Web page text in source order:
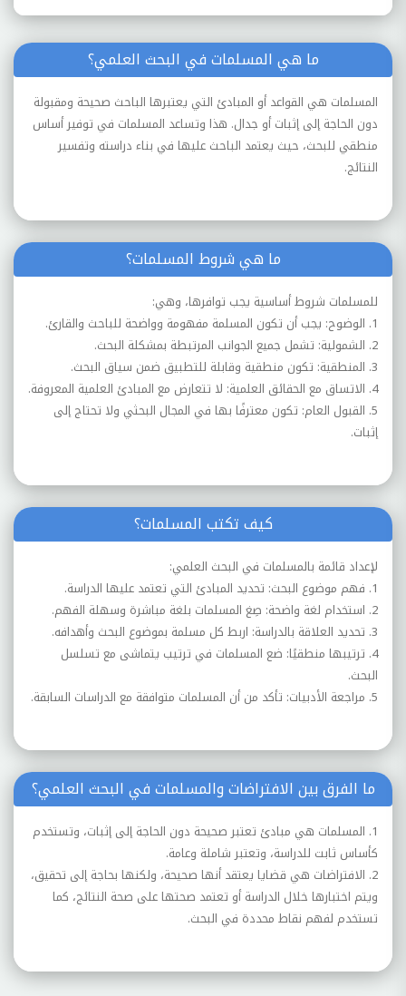
ما هي المسلمات في البحث العلمي؟
المسلمات هي القواعد أو المبادئ التي يعتبرها الباحث صحيحة ومقبولة
دون الحاجة إلى إثبات أو جدال. هذا وتساعد المسلمات في توفير أساس
منطقي للبحث، حيث يعتمد الباحث عليها في بناء دراسته وتفسير
النتائج.
ما هي شروط المسلمات؟
للمسلمات شروط أساسية يجب توافرها، وهي:
1. الوضوح: يجب أن تكون المسلمة مفهومة وواضحة للباحث والقارئ.
2. الشمولية: تشمل جميع الجوانب المرتبطة بمشكلة البحث.
3. المنطقية: تكون منطقية وقابلة للتطبيق ضمن سياق البحث.
4. الاتساق مع الحقائق العلمية: لا تتعارض مع المبادئ العلمية المعروفة.
5. القبول العام: تكون معترفًا بها في المجال البحثي ولا تحتاج إلى
إثبات.
كيف تكتب المسلمات؟
لإعداد قائمة بالمسلمات في البحث العلمي:
1. فهم موضوع البحث: تحديد المبادئ التي تعتمد عليها الدراسة.
2. استخدام لغة واضحة: صِغ المسلمات بلغة مباشرة وسهلة الفهم.
3. تحديد العلاقة بالدراسة: اربط كل مسلمة بموضوع البحث وأهدافه.
4. ترتيبها منطقيًا: ضع المسلمات في ترتيب يتماشى مع تسلسل
البحث.
5. مراجعة الأدبيات: تأكد من أن المسلمات متوافقة مع الدراسات السابقة.
ما الفرق بين الافتراضات والمسلمات في البحث العلمي؟
1. المسلمات هي مبادئ تعتبر صحيحة دون الحاجة إلى إثبات، وتستخدم
كأساس ثابت للدراسة، وتعتبر شاملة وعامة.
2. الافتراضات هي قضايا يعتقد أنها صحيحة، ولكنها بحاجة إلى تحقيق،
ويتم اختبارها خلال الدراسة أو تعتمد صحتها على صحة النتائج، كما
تستخدم لفهم نقاط محددة في البحث.